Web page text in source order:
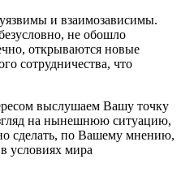
и взаимозависимы.
не обошло
открываются новые
сотрудничества, что
выслушаем Вашу точку
на нынешнюю ситуацию,
сделать, по Вашему мнению,
условиях мира